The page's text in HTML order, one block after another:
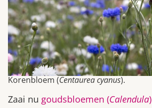
Korenbloem (Centaurea cyanus).
Zaai nu goudsbloemen (Calendula)